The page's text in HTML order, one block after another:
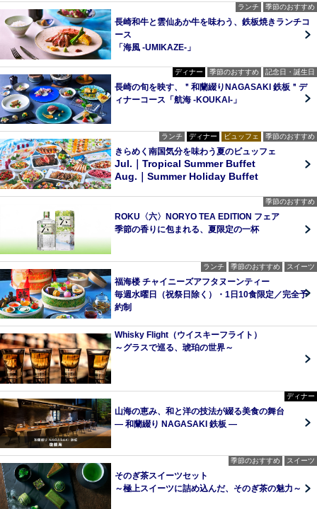
ランチ 季節のおすすめ
長崎和牛と雲仙あか牛を味わう、鉄板焼きランチコ
ース
「海風 -UMIKAZE-」
ディナー 季節のおすすめ 記念日・誕生日
長崎の旬を映す、＂和蘭綴りNAGASAKI 鉄板＂デ
ィナーコース「航海 -KOUKAI-」
ランチ ディナー ビュッフェ 季節のおすすめ
きらめく南国気分を味わう夏のビュッフェ
Jul.｜Tropical Summer Buffet
Aug.｜Summer Holiday Buffet
季節のおすすめ
ROKU〈六〉NORYO TEA EDITION フェア
季節の香りに包まれる、夏限定の一杯
ランチ 季節のおすすめ スイーツ
福海楼 チャイニーズアフタヌーンティー
毎週水曜日（祝祭日除く）・1日10食限定／完全予
約制
Whisky Flight（ウイスキーフライト）
～グラスで巡る、琥珀の世界～
ディナー
山海の恵み、和と洋の技法が綴る美食の舞台
― 和蘭綴り NAGASAKI 鉄板 ―
季節のおすすめ スイーツ
そのぎ茶スイーツセット
～極上スイーツに詰め込んだ、そのぎ茶の魅力～